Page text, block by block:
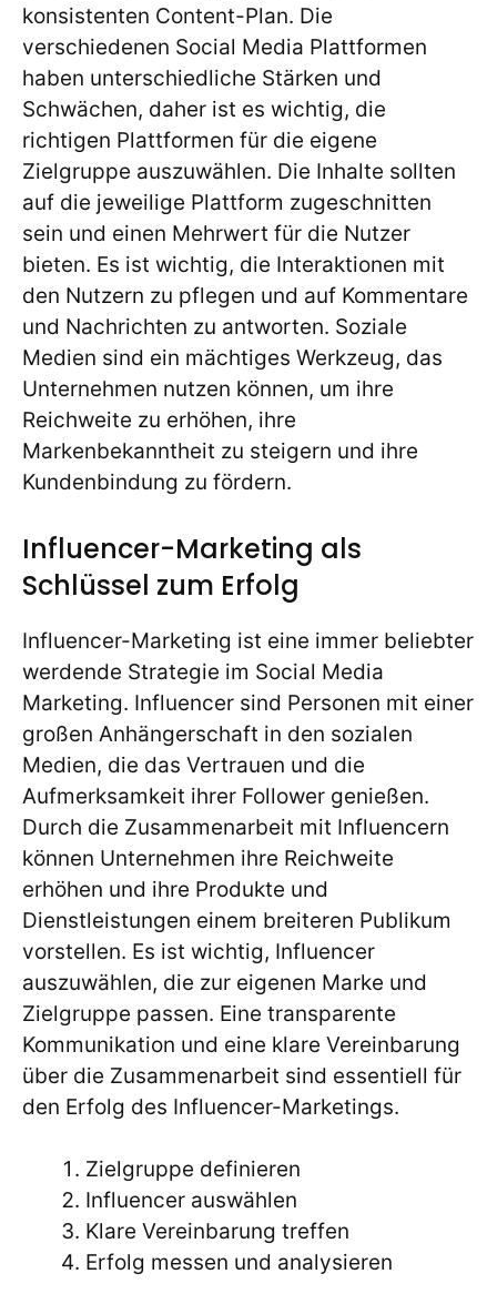
konsistenten Content-Plan. Die
verschiedenen Social Media Plattformen
haben unterschiedliche Stärken und
Schwächen, daher ist es wichtig, die
richtigen Plattformen für die eigene
Zielgruppe auszuwählen. Die Inhalte sollten
auf die jeweilige Plattform zugeschnitten
sein und einen Mehrwert für die Nutzer
bieten. Es ist wichtig, die Interaktionen mit
den Nutzern zu pflegen und auf Kommentare
und Nachrichten zu antworten. Soziale
Medien sind ein mächtiges Werkzeug, das
Unternehmen nutzen können, um ihre
Reichweite zu erhöhen, ihre
Markenbekanntheit zu steigern und ihre
Kundenbindung zu fördern.
Influencer-Marketing als
Schlüssel zum Erfolg
Influencer-Marketing ist eine immer beliebter
werdende Strategie im Social Media
Marketing. Influencer sind Personen mit einer
großen Anhängerschaft in den sozialen
Medien, die das Vertrauen und die
Aufmerksamkeit ihrer Follower genießen.
Durch die Zusammenarbeit mit Influencern
können Unternehmen ihre Reichweite
erhöhen und ihre Produkte und
Dienstleistungen einem breiteren Publikum
vorstellen. Es ist wichtig, Influencer
auszuwählen, die zur eigenen Marke und
Zielgruppe passen. Eine transparente
Kommunikation und eine klare Vereinbarung
über die Zusammenarbeit sind essentiell für
den Erfolg des Influencer-Marketings.
Zielgruppe definieren
Influencer auswählen
Klare Vereinbarung treffen
Erfolg messen und analysieren